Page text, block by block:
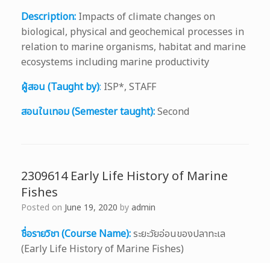
Description: Impacts of climate changes on
biological, physical and geochemical processes in
relation to marine organisms, habitat and marine
ecosystems including marine productivity
ผู้สอน (Taught by): ISP*, STAFF
สอนในเทอม (Semester taught):Second
2309614 Early Life History of Marine
Fishes
Posted on June 19, 2020 byadmin
ชื่อรายวิชา (Course Name):ระยะวัยอ่อนของปลาทะเล
(Early Life History of Marine Fishes)